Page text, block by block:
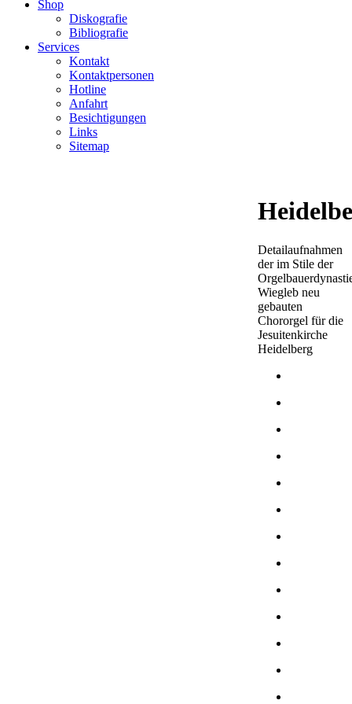
Shop
Diskografie
Bibliografie
Services
Kontakt
Kontaktpersonen
Hotline
Anfahrt
Besichtigungen
Links
Sitemap
Detailaufnahmen
der im Stile der
Wiegleb neu
gebauten
Chororgel für die
Jesuitenkirche
Heidelberg